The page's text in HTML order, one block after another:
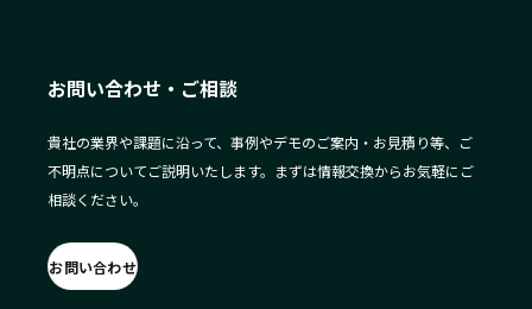
お問い合わせ・ご相談
貴社の業界や課題に沿って、事例やデモのご案内・お見積り等、ご
不明点についてご説明いたします。まずは情報交換からお気軽にご
相談ください。
お問い合わせ